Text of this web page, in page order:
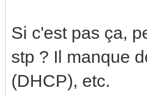
Si c'est pas ça,
stp ? Il manque
(DHCP), etc.